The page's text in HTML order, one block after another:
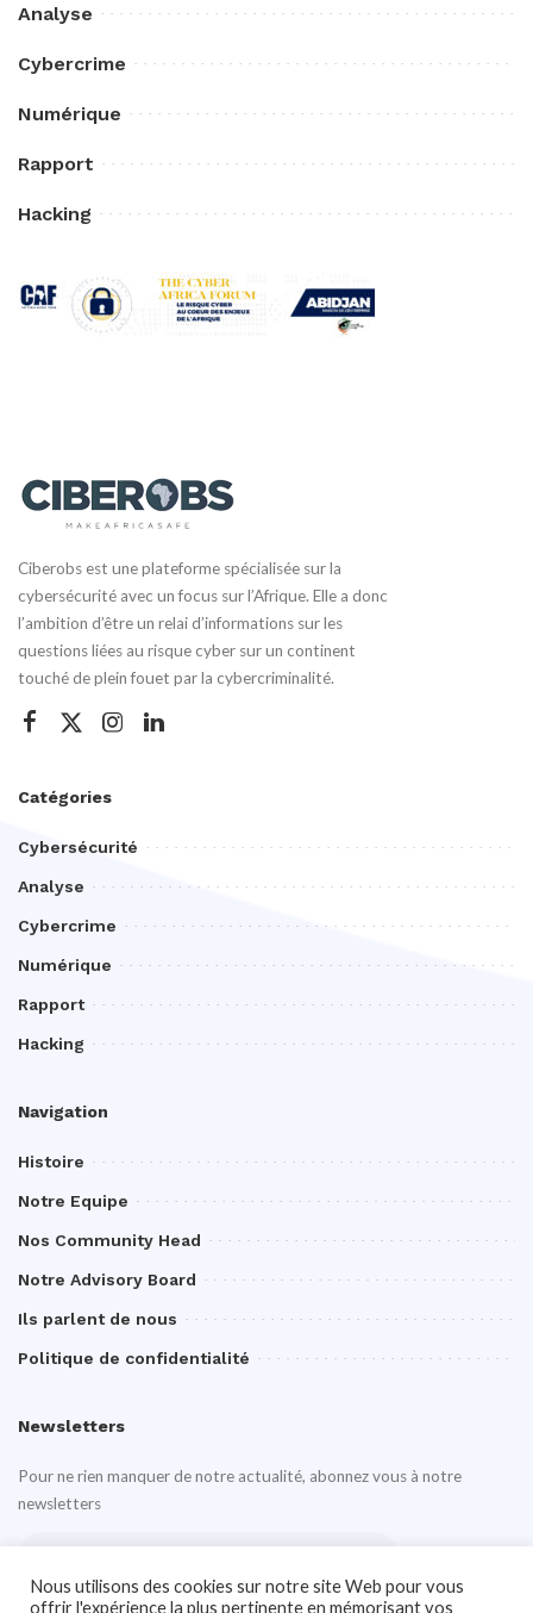
Analyse
Cybercrime
Numérique
Rapport
Hacking
Ciberobs est une plateforme spécialisée sur la
cybersécurité avec un focus sur l’Afrique. Elle a donc
l’ambition d’être un relai d’informations sur les
questions liées au risque cyber sur un continent
touché de plein fouet par la cybercriminalité.
Catégories
Cybersécurité
Analyse
Cybercrime
Numérique
Rapport
Hacking
Navigation
Histoire
Notre Equipe
Nos Community Head
Notre Advisory Board
Ils parlent de nous
Politique de confidentialité
Newsletters
Pour ne rien manquer de notre actualité, abonnez vous à notre
newsletters
Nous utilisons des cookies sur notre site Web pour vous
offrir l'expérience la plus pertinente en mémorisant vos